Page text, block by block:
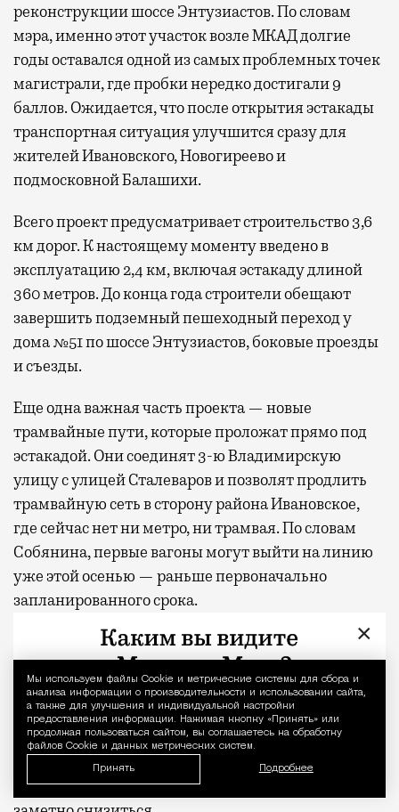
Уведомление
Мы используем файлы Сookie и метрические системы для сбора и
анализа информации о производительности и использовании сайта,
а также для улучшения и индивидуальной настройки
предоставления информации. Нажимая кнопку «Принять» или
продолжая пользоваться сайтом, вы соглашаетесь на обработку
файлов Cookie и данных метрических систем.
Принять Подробнее
реконструкции шоссе Энтузиастов. По словам
мэра, именно этот участок возле МКАД долгие
годы оставался одной из самых проблемных точек
магистрали, где пробки нередко достигали 9
баллов. Ожидается, что после открытия эстакады
транспортная ситуация улучшится сразу для
жителей Ивановского, Новогиреево и
подмосковной Балашихи.
Всего проект предусматривает строительство 3,6
км дорог. К настоящему моменту введено в
эксплуатацию 2,4 км, включая эстакаду длиной
360 метров. До конца года строители обещают
завершить подземный пешеходный переход у
дома №51 по шоссе Энтузиастов, боковые проезды
и съезды.
Еще одна важная часть проекта — новые
трамвайные пути, которые проложат прямо под
эстакадой. Они соединят 3-ю Владимирскую
улицу с улицей Сталеваров и позволят продлить
трамвайную сеть в сторону района Ивановское,
где сейчас нет ни метро, ни трамвая. По словам
Собянина, первые вагоны могут выйти на линию
уже этой осенью — раньше первоначально
запланированного срока.
По расчетам городских властей, новая эстакада
сможет пропускать более 80 тыс. автомобилей в
сутки. После завершения всех работ движение по
участку шоссе Энтузиастов от Новогиреевской
улицы до улицы Сталеваров станет
бессветофорным, а нагрузка на самые
загруженные отрезки магистрали должна
×